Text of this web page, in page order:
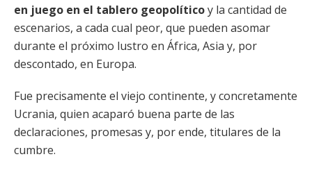
en juego en el tablero geopolíticoy la cantidad de
escenarios, a cada cual peor, que pueden asomar
durante el próximo lustro en África, Asia y, por
descontado, en Europa.
Fue precisamente el viejo continente, y concretamente
Ucrania, quien acaparó buena parte de las
declaraciones, promesas y, por ende, titulares de la
cumbre.